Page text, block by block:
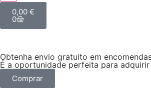
0,00 €
0
Obtenha envio gratuito em
É a oportunidade perfeita para
Comprar